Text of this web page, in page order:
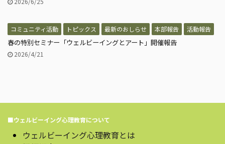
コミュニティ活動 トピックス 最新のおしらせ 本部報告 活動報告
春の特別セミナー「ウェルビーイングとアート」開催報告
2026/4/21
■ウェルビーイング心理教育について
ウェルビーイング心理教育とは